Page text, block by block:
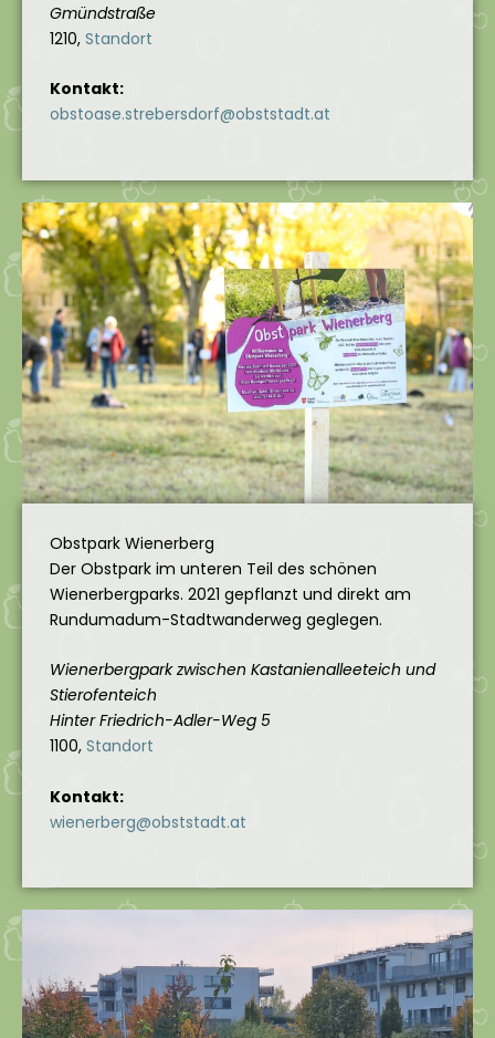
Gmündstraße
1210, Standort
Kontakt:
obstoase.strebersdorf@obststadt.at
Obstpark Wienerberg
Der Obstpark im unteren Teil des schönen
Wienerbergparks. 2021 gepflanzt und direkt am
Rundumadum-Stadtwanderweg geglegen.
Wienerbergpark zwischen Kastanienalleeteich und
Stierofenteich
Hinter Friedrich-Adler-Weg 5
1100, Standort
Kontakt:
wienerberg@obststadt.at